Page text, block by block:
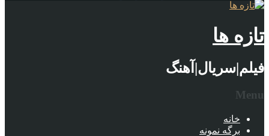
تازه ها
فیلم|سریال|آهنگ
Menu
خانه
برگه نمونه